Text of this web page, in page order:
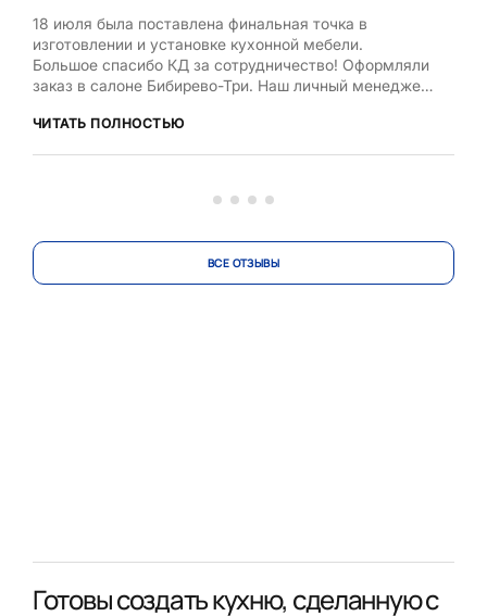
18 июля была поставлена финальная точка в
изготовлении и установке кухонной мебели.
Большое спасибо КД за сотрудничество! Оформляли
заказ в салоне Бибирево-Три. Наш личный менеджер
оптимальный проект, исходя из маленькой площади
ЧИТАТЬ ПОЛНОСТЬЮ
ВСЕ ОТЗЫВЫ
Готовы создать кухню, сделанную с